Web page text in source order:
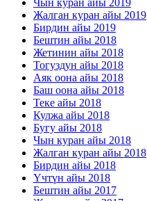
Жалган куран айы 2019
Бирдин айы 2019
Бештин айы 2018
Жетинин айы 2018
Тогуздун айы 2018
Аяк оона айы 2018
Баш оона айы 2018
Теке айы 2018
Кулжа айы 2018
Бугу айы 2018
Чын куран айы 2018
Жалган куран айы 2018
Бирдин айы 2018
Үчтүн айы 2018
Бештин айы 2017